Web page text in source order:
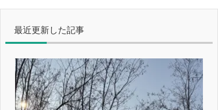
最近更新した記事